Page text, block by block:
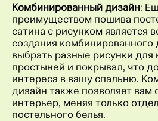
Комбинированный дизайн:
преимуществом пошива
сатина с рисунком является
создания
выбрать разные рисунки для
простыней и покрывал, что
интереса в вашу спальню.
дизайн также позволяет вам
интерьер, меняя только
постельного белья.